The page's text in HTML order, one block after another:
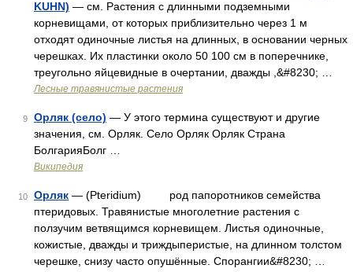
KUHN) — см. Растения с длинными подземными
корневищами, от которых приблизительно через 1 м
отходят одиночные листья на длинных, в основании черных
черешках. Их пластинки около 50 100 см в поперечнике,
треугольно яйцевидные в очертании, дважды ,&#8230; …
Лесные травянистые растения
9 Орляк (село) — У этого термина существуют и другие
значения, см. Орляк. Село Орляк Орляк Страна
БолгарияБолг …
Википедия
10 Орляк — (Pteridium) род папоротников семейства
птеридовых. Травянистые многолетние растения с
ползучим ветвящимся корневищем. Листья одиночные,
кожистые, дважды и триждыперистые, на длинном толстом
черешке, снизу часто опушённые. Спорангии&#8230; …